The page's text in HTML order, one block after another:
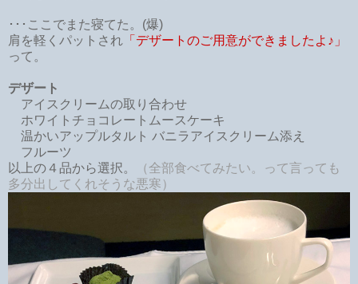
･･･ここでまた寝てた。(爆)
肩を軽くパットされ 「デザートのご用意ができましたよ♪」
って。
デザート
アイスクリームの取り合わせ
ホワイトチョコレートムースケーキ
温かいアップルタルト バニラアイスクリーム添え
フルーツ
以上の４品から選択。
（全部食べてみたい。って言っても
多分出してくれそうな悪寒）